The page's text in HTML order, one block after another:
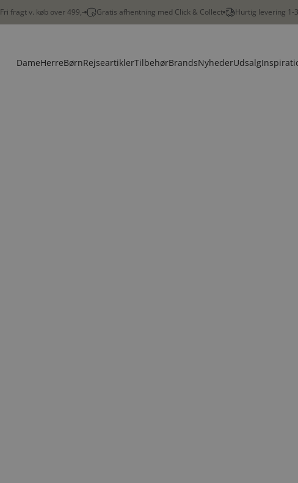
Fri fragt v. køb over 499,- Gratis afhentning med Click & Collect Hurtig levering 1-
DameHerreBørnRejseartiklerTilbehørBrandsNyhederUdsalg